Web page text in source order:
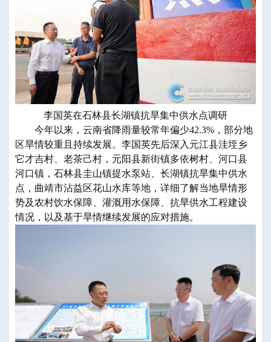
李国英在石林县长湖镇抗旱集中供水点调研
今年以来，云南省降雨量较常年偏少42.3%，部分地
区旱情较重且持续发展。李国英先后深入元江县洼垤乡
它才吉村、老茶己村，元阳县新街镇多依树村、河口县
河口镇，石林县圭山镇提水泵站、长湖镇抗旱集中供水
点，曲靖市沾益区花山水库等地，详细了解当地旱情形
势及农村饮水保障、灌溉用水保障、抗旱供水工程建设
情况，以及基于旱情继续发展的应对措施。